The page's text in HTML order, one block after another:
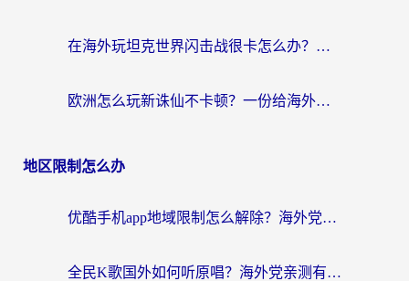
在海外玩坦克世界闪击战很卡怎么办？老玩家亲测有效的加速器选择指南
欧洲怎么玩新诛仙不卡顿？一份给海外游子的国服游戏畅玩指南
地区限制怎么办
优酷手机app地域限制怎么解除？海外党亲测有效的追剧方案
全民K歌国外如何听原唱？海外党亲测有效的回国加速器选择指南